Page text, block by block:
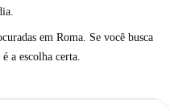
em Roma. Se você busca
a escolha certa.